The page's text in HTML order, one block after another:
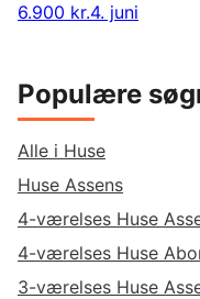
6.900 kr.4. juni
Populære
Alle i Huse
Huse Assens
4-værelses Huse
4-værelses Huse
3-værelses Huse